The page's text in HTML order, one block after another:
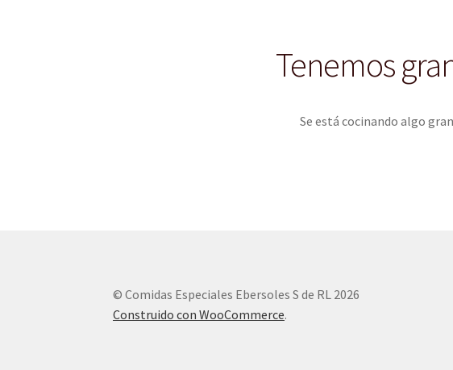
Tenemos
Se está cocinando algo
© Comidas Especiales Ebersoles S de RL 2026
Construido con WooCommerce.